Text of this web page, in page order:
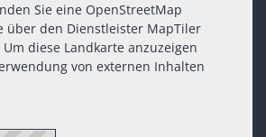
Sie eine OpenStreetMap
über den Dienstleister MapTiler
diese Landkarte anzuzeigen
von externen Inhalten